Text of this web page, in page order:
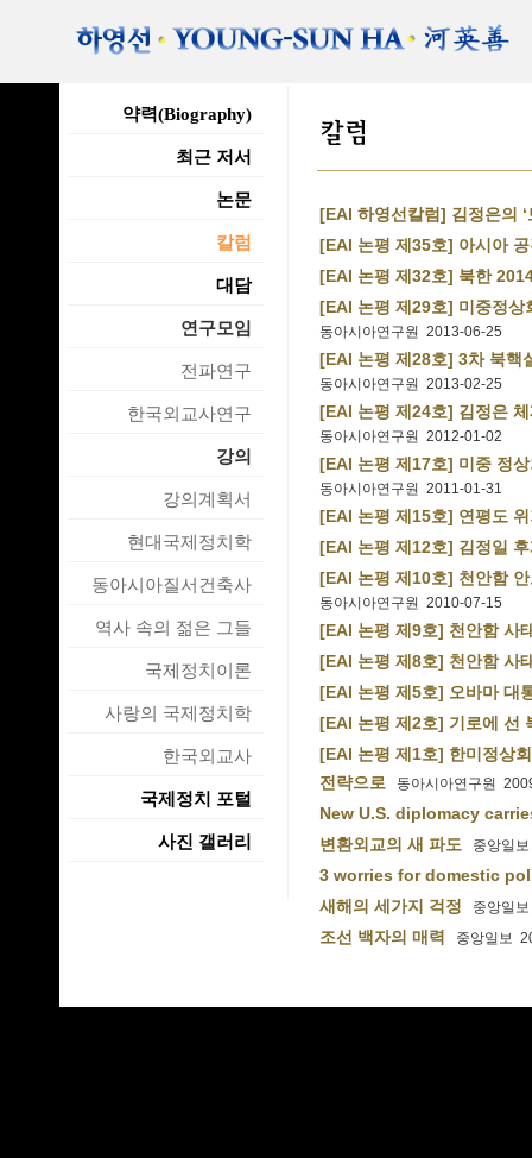
약력(Biography)
최근 저서
논문
칼럼
대담
연구모임
전파연구
한국외교사연구
강의
강의계획서
현대국제정치학
동아시아질서건축사
역사 속의 젊은 그들
국제정치이론
사랑의 국제정치학
한국외교사
국제정치 포털
사진 갤러리
[EAI 하영선칼럼] 김정은의
[EAI 논평 제35호] 아시아
[EAI 논평 제32호] 북한
[EAI 논평 제29호] 미중정상
동아시아연구원 2013-06-25
[EAI 논평 제28호] 3차 북핵
동아시아연구원 2013-02-25
[EAI 논평 제24호] 김정은
동아시아연구원 2012-01-02
[EAI 논평 제17호] 미중 정
동아시아연구원 2011-01-31
[EAI 논평 제15호] 연평도
[EAI 논평 제12호] 김정일
[EAI 논평 제10호] 천안함
동아시아연구원 2010-07-15
[EAI 논평 제9호] 천안함 사
[EAI 논평 제8호] 천안함 사
[EAI 논평 제5호] 오바마 대
[EAI 논평 제2호] 기로에 선
[EAI 논평 제1호] 한미정상
전략으로 동아시아연구원
New U.S. diplomacy
변환외교의 새 파도 중앙일
3 worries for domestic
새해의 세가지 걱정 중앙일
조선 백자의 매력 중앙일보